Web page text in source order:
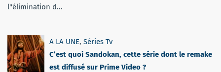
l''élimination d...
A LA UNE, Séries Tv
C’est quoi Sandokan, cette série dont le remake
est diffusé sur Prime Video ?